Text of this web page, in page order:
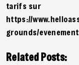
tarifs sur
https://
grounds/
Related Posts: